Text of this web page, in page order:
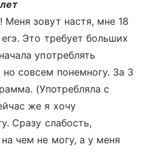
зовут настя, мне 18
Это требует больших
употреблять
совсем понемногу. За 3
(Употребляла с
же я хочу
Сразу слабость,
чем не могу, а у меня